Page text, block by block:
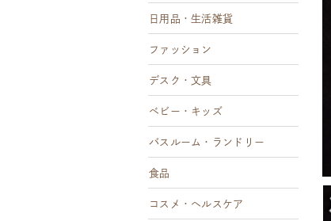
日用品・生活雑貨
ファッション
デスク・文具
ベビー・キッズ
バスルーム・ランドリー
食品
コスメ・ヘルスケア